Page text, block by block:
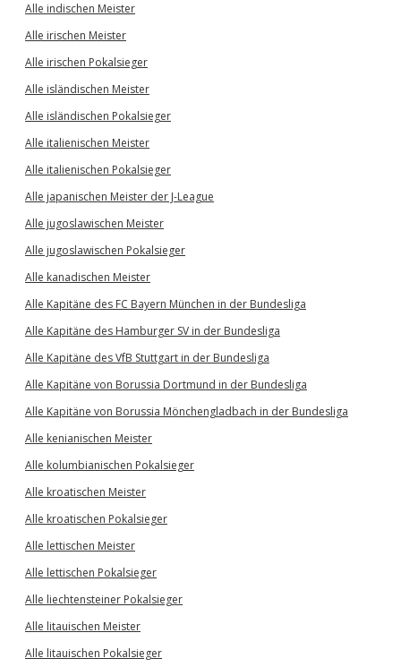
Alle indischen Meister
Alle irischen Meister
Alle irischen Pokalsieger
Alle isländischen Meister
Alle isländischen Pokalsieger
Alle italienischen Meister
Alle italienischen Pokalsieger
Alle japanischen Meister der J-League
Alle jugoslawischen Meister
Alle jugoslawischen Pokalsieger
Alle kanadischen Meister
Alle Kapitäne des FC Bayern München in der Bundesliga
Alle Kapitäne des Hamburger SV in der Bundesliga
Alle Kapitäne des VfB Stuttgart in der Bundesliga
Alle Kapitäne von Borussia Dortmund in der Bundesliga
Alle Kapitäne von Borussia Mönchengladbach in der Bundesliga
Alle kenianischen Meister
Alle kolumbianischen Pokalsieger
Alle kroatischen Meister
Alle kroatischen Pokalsieger
Alle lettischen Meister
Alle lettischen Pokalsieger
Alle liechtensteiner Pokalsieger
Alle litauischen Meister
Alle litauischen Pokalsieger